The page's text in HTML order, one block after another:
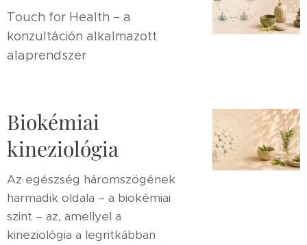
Touch for Health – a
konzultáción alkalmazott
alaprendszer
Biokémiai
kineziológia
Az egészség háromszögének
harmadik oldala – a biokémiai
szint – az, amellyel a
kineziológia a legritkábban